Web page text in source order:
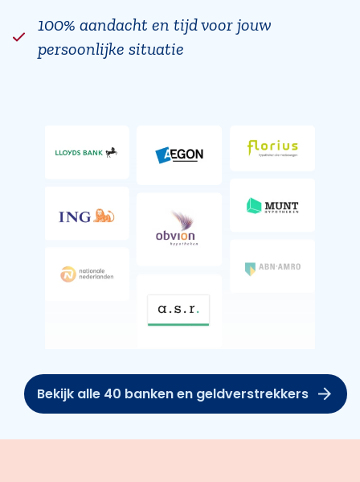
100% aandacht en tijd voor jouw
persoonlijke situatie
Bekijk alle 40 banken en geldverstrekkers